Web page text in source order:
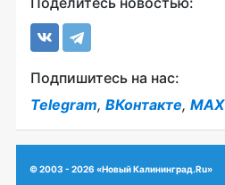
Подпишитесь на нас:
Telegram, ВКонтакте, MAX
© 2003 - 2026 «Новый Калининград.Ru»